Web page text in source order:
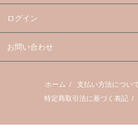
ログイン
お問い合わせ
ホーム / 支払い方法につい
特定商取引法に基づく表記 /